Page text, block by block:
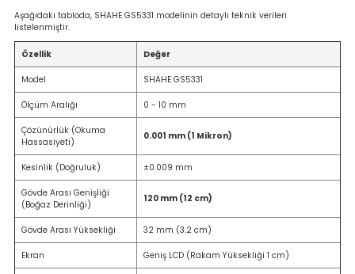
Aşağıdaki tabloda, SHAHE GS5331 modelinin detaylı teknik verileri
listelenmiştir.
Özellik Değer
Model SHAHE GS5331
Ölçüm Aralığı 0 - 10 mm
Çözünürlük (Okuma
Hassasiyeti)
0.001 mm (1 Mikron)
Kesinlik (Doğruluk) ±0.009 mm
Gövde Arası Genişliği
(Boğaz Derinliği)
120 mm (12 cm)
Gövde Arası Yüksekliği 32 mm (3.2 cm)
Ekran Geniş LCD (Rakam Yüksekliği 1 cm)